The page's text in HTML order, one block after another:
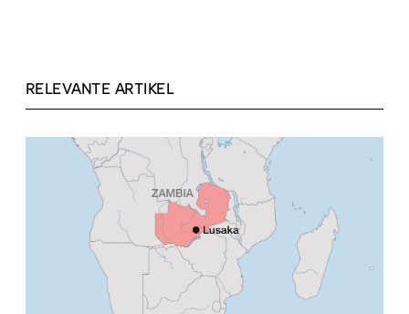
RELEVANTE ARTIKEL